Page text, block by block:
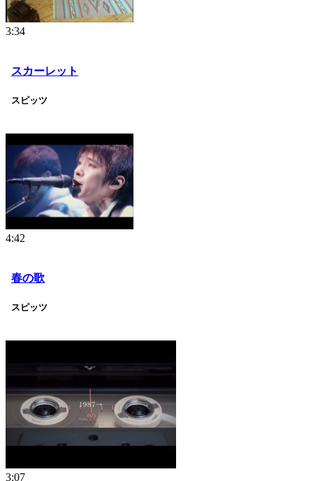
3:34
スカーレット
スピッツ
4:42
春の歌
スピッツ
3:07